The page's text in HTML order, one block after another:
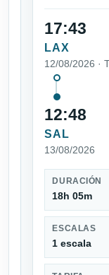
17:43
LAX
12/08/2026 ·
12:48
SAL
13/08/2026
DURACIÓN
18h 05m
ESCALAS
1 escala